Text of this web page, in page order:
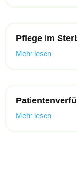
Pflege Im
Mehr lesen
Mehr lesen